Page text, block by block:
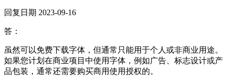
回复日期 2023-09-16
答：
虽然可以免费下载字体，但通常只能用于个人或非商业用途。
如果您计划在商业项目中使用字体，例如广告、标志设计或产
品包装，通常还需要购买商用使用授权的。